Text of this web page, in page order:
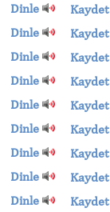
Dinle
Kaydet
Dinle
Kaydet
Dinle
Kaydet
Dinle
Kaydet
Dinle
Kaydet
Dinle
Kaydet
Dinle
Kaydet
Dinle
Kaydet
Dinle
Kaydet